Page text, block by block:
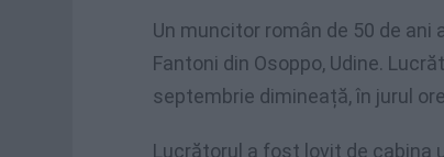
Un muncitor român de 50 de
Fantoni din Osoppo, Udine.
septembrie dimineață, în jurul
Lucrătorul a fost lovit de cabina